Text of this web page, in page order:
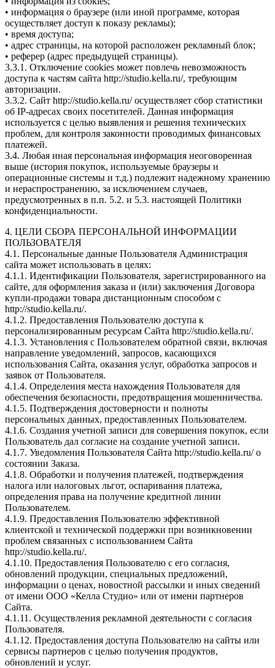
• информация о браузере (или иной программе, которая
осуществляет доступ к показу рекламы);
• время доступа;
• адрес страницы, на которой расположен рекламный блок;
• реферер (адрес предыдущей страницы).
3.3.1. Отключение cookies может повлечь невозможность
доступа к частям сайта http://studio.kella.ru/, требующим
авторизации.
3.3.2. Сайт http://studio.kella.ru/ осуществляет сбор статистики
об IP-адресах своих посетителей. Данная информация
используется с целью выявления и решения технических
проблем, для контроля законности проводимых финансовых
платежей.
3.4. Любая иная персональная информация неоговоренная
выше (история покупок, используемые браузеры и
операционные системы и т.д.) подлежит надежному хранению
и нераспространению, за исключением случаев,
предусмотренных в п.п. 5.2. и 5.3. настоящей Политики
конфиденциальности.
4. ЦЕЛИ СБОРА ПЕРСОНАЛЬНОЙ ИНФОРМАЦИИ
ПОЛЬЗОВАТЕЛЯ
4.1. Персональные данные Пользователя Администрация
сайта может использовать в целях:
4.1.1. Идентификации Пользователя, зарегистрированного на
сайте, для оформления заказа и (или) заключения Договора
купли-продажи товара дистанционным способом с
http://studio.kella.ru/.
4.1.2. Предоставления Пользователю доступа к
персонализированным ресурсам Сайта http://studio.kella.ru/.
4.1.3. Установления с Пользователем обратной связи, включая
направление уведомлений, запросов, касающихся
использования Сайта, оказания услуг, обработка запросов и
заявок от Пользователя.
4.1.4. Определения места нахождения Пользователя для
обеспечения безопасности, предотвращения мошенничества.
4.1.5. Подтверждения достоверности и полноты
персональных данных, предоставленных Пользователем.
4.1.6. Создания учетной записи для совершения покупок, если
Пользователь дал согласие на создание учетной записи.
4.1.7. Уведомления Пользователя Сайта http://studio.kella.ru/ о
состоянии Заказа.
4.1.8. Обработки и получения платежей, подтверждения
налога или налоговых льгот, оспаривания платежа,
определения права на получение кредитной линии
Пользователем.
4.1.9. Предоставления Пользователю эффективной
клиентской и технической поддержки при возникновении
проблем связанных с использованием Сайта
http://studio.kella.ru/.
4.1.10. Предоставления Пользователю с его согласия,
обновлений продукции, специальных предложений,
информации о ценах, новостной рассылки и иных сведений
от имени ООО «Келла Студио» или от имени партнеров
Сайта.
4.1.11. Осуществления рекламной деятельности с согласия
Пользователя.
4.1.12. Предоставления доступа Пользователю на сайты или
сервисы партнеров с целью получения продуктов,
обновлений и услуг.